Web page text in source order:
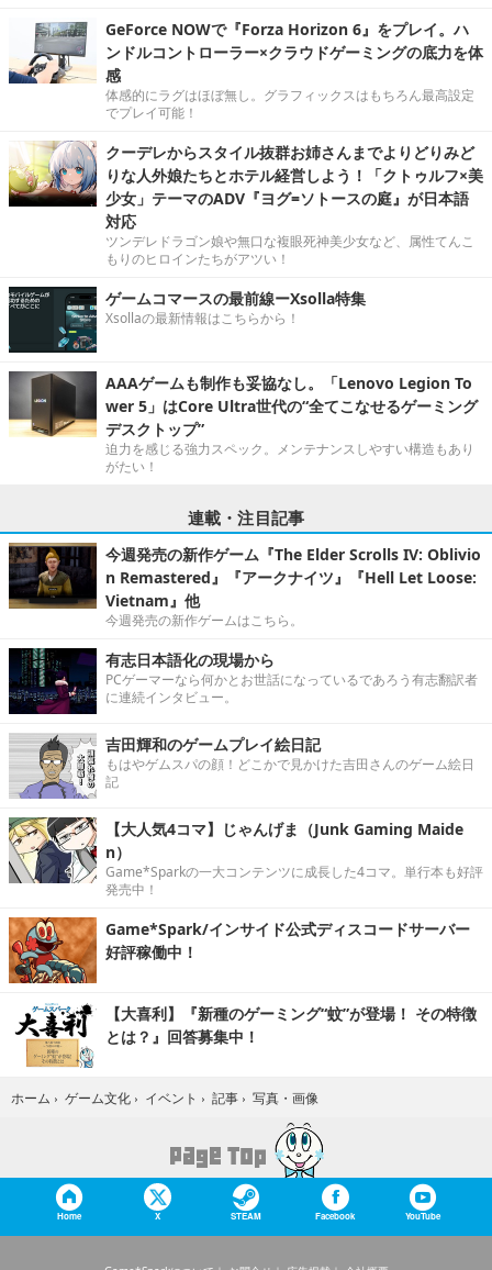
GeForce NOWで『Forza Horizon 6』をプレイ。ハ
ンドルコントローラー×クラウドゲーミングの底力を体
感
体感的にラグはほぼ無し。グラフィックスはもちろん最高設定
でプレイ可能！
クーデレからスタイル抜群お姉さんまでよりどりみど
りな人外娘たちとホテル経営しよう！「クトゥルフ×美
少女」テーマのADV『ヨグ=ソトースの庭』が日本語
対応
ツンデレドラゴン娘や無口な複眼死神美少女など、属性てんこ
もりのヒロインたちがアツい！
ゲームコマースの最前線ーXsolla特集
Xsollaの最新情報はこちらから！
AAAゲームも制作も妥協なし。「Lenovo Legion To
wer 5」はCore Ultra世代の“全てこなせるゲーミング
デスクトップ”
迫力を感じる強力スペック。メンテナンスしやすい構造もあり
がたい！
連載・注目記事
今週発売の新作ゲーム『The Elder Scrolls IV: Oblivio
n Remastered』『アークナイツ』『Hell Let Loose:
Vietnam』他
今週発売の新作ゲームはこちら。
有志日本語化の現場から
PCゲーマーなら何かとお世話になっているであろう有志翻訳者
に連続インタビュー。
吉田輝和のゲームプレイ絵日記
もはやゲムスパの顔！どこかで見かけた吉田さんのゲーム絵日
記
【大人気4コマ】じゃんげま（Junk Gaming Maide
n）
Game*Sparkの一大コンテンツに成長した4コマ。単行本も好評
発売中！
Game*Spark/インサイド公式ディスコードサーバー
好評稼働中！
【大喜利】『新種のゲーミング“蚊”が登場！ その特徴
とは？』回答募集中！
ホーム › ゲーム文化 › イベント › 記事 › 写真・画像
Home X STEAM Facebook YouTube